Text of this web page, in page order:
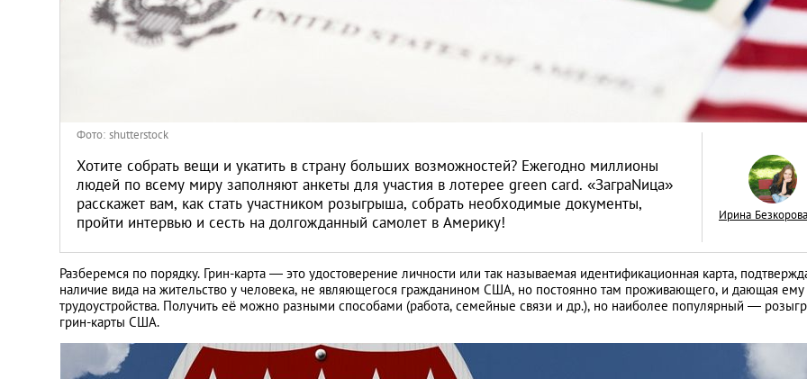
Канада
Литва
Мальта
Польша
Россия
Фото: shutterstock
Хотите собрать вещи и укатить в страну больших возможностей? Ежегодно миллионы
людей по всему миру заполняют анкеты для участия в лотерее green card. «ЗаграNица»
расскажет вам, как стать участником розыгрыша, собрать необходимые документы,
пройти интервью и сесть на долгожданный самолет в Америку!
Ирина
Разберемся по порядку. Грин-карта — это удостоверение личности или так называемая идентификационная карта,
наличие вида на жительство у человека, не являющегося гражданином США, но постоянно там проживающего, и дающая ему
трудоустройства. Получить её можно разными способами (работа, семейные связи и др.), но наиболее популярный —
грин-карты США.
Как открыть
Словакии: